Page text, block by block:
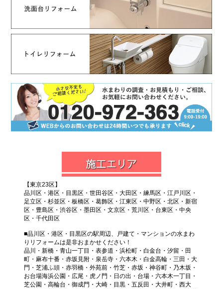
【東京23区】
品川区・港区・目黒区・世田谷区・大田区・練馬区・江戸川区・
足立区・杉並区・板橋区・葛飾区・江東区・中野区・北区・新宿
区・豊島区・渋谷区・墨田区・文京区・荒川区・台東区・中央
区・千代田区
■品川区・港区・目黒区の駅周辺、戸建て・マンションの水まわ
りリフォームは是非おまかせください！
品川・新橋・青山一丁目・表参道・浜松町・白金台・汐留・田
町・麻布十番・赤坂見附・泉岳寺・六本木・白金高輪・三田・大
門・芝浦ふ頭・赤羽橋・外苑前・竹芝・赤坂・神谷町・乃木坂・
お台場海浜公園・広尾・虎ノ門・日の出・台場・六本木一丁目・
芝公園・高輪台・御成門・大崎・目黒・五反田・大井町・西大